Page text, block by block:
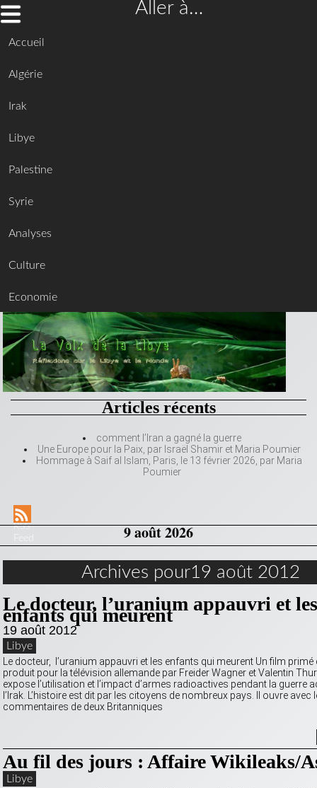
Aller à…
Accueil
Algérie
Irak
Libye
Palestine
Syrie
Analyses
Culture
Economie
Articles récents
comment l’Iran a gagné la guerre
Une Europe pour la Paix, par Israël Shamir et Maria Poumier
Hommage à Saif al Islam, Paris, le 13 février 2026, par Maria
Poumier
RSS
9 août 2026
Archives pour19 août 2012
Le docteur, l’uranium appauvri et les
enfants qui meurent
19 août 2012
Libye
Le docteur, l’uranium appauvri et les enfants qui meurent Un film
produit pour la télévision allemande par Freider Wagner et Valentin
expose l’utilisation et l’impact d’armes radioactives pendant la guerre
l’Irak. L’histoire est dit par les citoyens de nombreux pays. Il ouvre avec
commentaires de deux Britanniques
Au fil des jours : Affaire Wikileaks/
Libye